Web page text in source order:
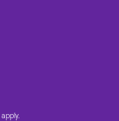
apply.